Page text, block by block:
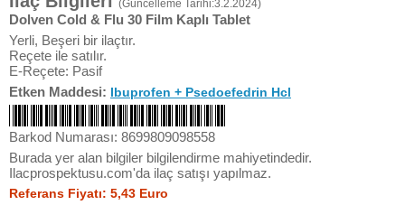
(Güncelleme Tarihi:3.2.2024)
Dolven Cold & Flu 30 Film Kaplı Tablet
Yerli, Beşeri bir ilaçtır.
Reçete ile satılır.
E-Reçete: Pasif
Etken Maddesi: Ibuprofen + Psedoefedrin Hcl
Barkod Numarası: 8699809098558
Burada yer alan bilgiler bilgilendirme mahiyetindedir.
Ilacprospektusu.com'da ilaç satışı yapılmaz.
Referans Fiyatı: 5,43 Euro